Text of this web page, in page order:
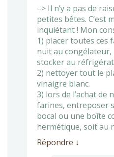
–> Il n’y a pas de
petites bêtes. C’est
inquiétant ! Mon
1) placer toutes ces
nuit au congélateur,
stocker au
2) nettoyer tout le
vinaigre blanc.
3) lors de l’achat de
farines, entreposer
bocal ou une boîte
hermétique, soit au
Répondre ↓